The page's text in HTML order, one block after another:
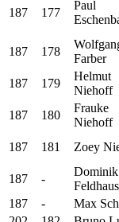
187 177
Paul
187 178
Farber
187 179
Helmut
Niehoff
187 180
Frauke
Niehoff
187 181 Zoey
187 -
Dominik
Feldhaus
187
- Max